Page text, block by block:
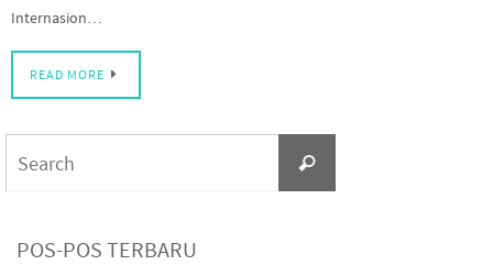
Internasion…
READ MORE
Search
POS-POS TERBARU